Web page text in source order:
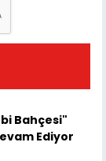
Bahçesi"
Ediyor